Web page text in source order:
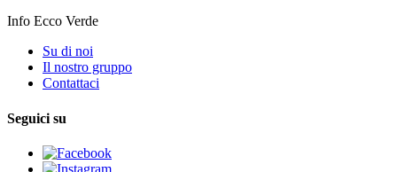
Info Ecco Verde
Su di noi
Il nostro gruppo
Contattaci
Seguici su